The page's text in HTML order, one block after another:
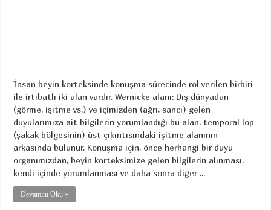
İnsan beyin korteksinde konuşma sürecinde rol verilen birbiri
ile irtibatlı iki alan vardır. Wernicke alanı: Dış dünyadan
(görme, işitme vs.) ve içimizden (ağrı, sancı) gelen
duyularımıza ait bilgilerin yorumlandığı bu alan, temporal lop
(şakak bölgesinin) üst çıkıntısındaki işitme alanının
arkasında bulunur. Konuşma için, önce herhangi bir duyu
organımızdan, beyin korteksimize gelen bilgilerin alınması,
kendi içinde yorumlanması ve daha sonra diğer ...
Devamını Oku »